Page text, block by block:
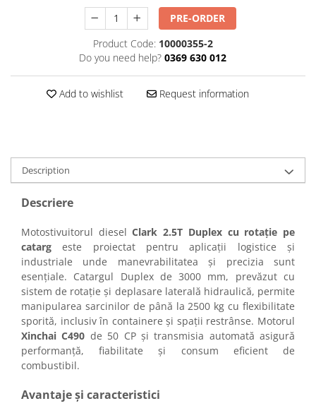
Dumpere si roabe
Accesorii dumpere
Benzi transportoare
Cupe transport
Incarcatoare telescopice
Nacele
Remorci
Agricultural trailers
Sisteme spalat
Transpaleti si stivuitoare
Trolii forestiere
Prelucrarea solului
Accesorii utilaje
Accesorii excavatoare
Colectoare de piatra
Lame nivelare pamant tractor
PRE-ORDER
Product Code: 10000355-2
Do you need help? 0369 630 012
Add to wishlist Request information
Description
Descriere
Motostivuitorul dieselClark 2.5T Duplex cu rotație pe
catarg este proiectat pentru aplicații logistice și
industriale unde manevrabilitatea și precizia sunt
esențiale. Catargul Duplex de 3000 mm, prevăzut cu
sistem de rotație și deplasare laterală hidraulică, permite
manipularea sarcinilor de până la 2500 kg cu flexibilitate
sporită, inclusiv în containere și spații restrânse. Motorul
Xinchai C490 de 50 CP și transmisia automată asigură
performanță, fiabilitate și consum eficient de
combustibil.
Avantaje și caracteristici